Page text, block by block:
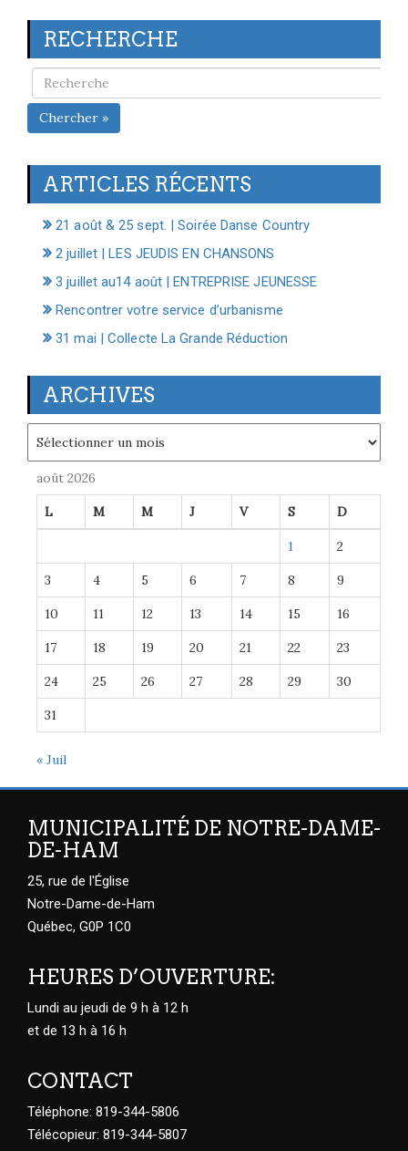
RECHERCHE
Chercher »
ARTICLES RÉCENTS
21 août & 25 sept. | Soirée Danse Country
2 juillet | LES JEUDIS EN CHANSONS
3 juillet au14 août | ENTREPRISE JEUNESSE
Rencontrer votre service d’urbanisme
31 mai | Collecte La Grande Réduction
ARCHIVES
août 2026
L M M J V S D
1 2
3 4 5 6 7 8 9
10 11 12 13 14 15 16
17 18 19 20 21 22 23
24 25 26 27 28 29 30
31
« Juil
MUNICIPALITÉ DE NOTRE-DAME-
DE-HAM
25, rue de l'Église
Notre-Dame-de-Ham
Québec, G0P 1C0
HEURES D’OUVERTURE:
Lundi au jeudi de 9 h à 12 h
et de 13 h à 16 h
CONTACT
Téléphone: 819-344-5806
Télécopieur: 819-344-5807